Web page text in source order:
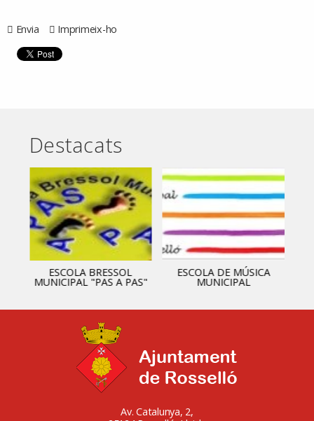
Envia Imprimeix-ho
Destacats
ESCOLA BRESSOL
MUNICIPAL "PAS A PAS"
ESCOLA DE MÚSICA
MUNICIPAL
Av. Catalunya, 2,